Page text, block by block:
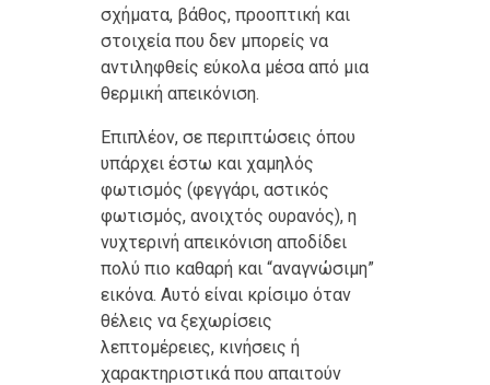
σχήματα, βάθος, προοπτική και
στοιχεία που δεν μπορείς να
αντιληφθείς εύκολα μέσα από μια
θερμική απεικόνιση.
Επιπλέον, σε περιπτώσεις όπου
υπάρχει έστω και χαμηλός
φωτισμός (φεγγάρι, αστικός
φωτισμός, ανοιχτός ουρανός), η
νυχτερινή απεικόνιση αποδίδει
πολύ πιο καθαρή και “αναγνώσιμη”
εικόνα. Αυτό είναι κρίσιμο όταν
θέλεις να ξεχωρίσεις
λεπτομέρειες, κινήσεις ή
χαρακτηριστικά που απαιτούν